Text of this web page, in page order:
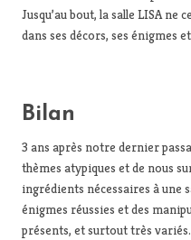
Jusqu’au bout, la salle LISA
dans ses décors, ses énigmes
Bilan
3 ans après notre dernier
thèmes atypiques et de nous
ingrédients nécessaires à une
énigmes réussies et des
présents, et surtout très